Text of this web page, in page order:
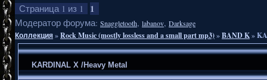
Страница 1 из 1 1
Модератор форума: Snaggletooth, labanov, Darksage
Коллекция»Rock Music (mostly lossless and a small part mp3)»BAND K»
KARDINAL X /Heavy Metal